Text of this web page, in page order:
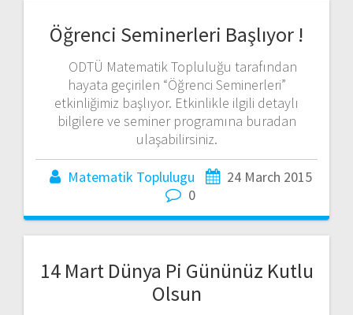
Öğrenci Seminerleri Başlıyor !
ODTÜ Matematik Topluluğu tarafından
hayata geçirilen “Öğrenci Seminerleri”
etkinliğimiz başlıyor. Etkinlikle ilgili detaylı
bilgilere ve seminer programına buradan
ulaşabilirsiniz.
Matematik Toplulugu
24 March 2015
0
14 Mart Dünya Pi Gününüz Kutlu
Olsun